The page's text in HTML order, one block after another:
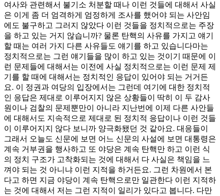
여사와 관련해서 불기소 처분할 때나 이런 것들에 대해서 사실
은 이게 좀 더 엄격하게 엄정하게 조사를 했어야 되는 사안임
에도 불구하고 그러지 않았다 이런 것들을 정치적으로는 주장
을 하고 있는 거지 않습니까? 물론 탄핵의 사유를 가지고 얘기
할 때는 여러 가지 다른 사유들도 얘기를 하고 있습니다마는
정치적으로는 그런 얘기들을 많이 하고 있는 것이기 때문에 이
런 문제들에 대해서는 이전에 사실 정치적으로는 이런 문제 제
기를 할 때에 대해서는 정치적인 응답이 있어야 되는 거거든
요. 이 정권과 여당의 입장에서는 그런데 여기에 대한 정치적
인 응답은 제대로 이루어지지 않은 상황들이 딱히 이 두 감사
원이나 검찰의 문제뿐만이 아니라 지난번에 이제 다른 사안들
에 대해서도 지속적으로 제대로 된 정치적 응답이나 이런 것들
이 이루어지지 않다 보니까 양극화됐던 것 같아요. 대응들이
그래서 오늘도 신문에 보면 어느 신문의 사설에 보면 대통령은
계속 거부권을 행사하고 또 야당은 계속 탄핵만 하고 이런 식
의 정치 구조가 고착화되는 것에 대해서 다 사실은 책임을 느
껴야 되는 것 아니냐 이런 지적을 하거든요. 그런 차원에서 본
다고 하면 지금 야당이 계속 탄핵으로만 일관한다 이런 지적하
는 것에 대해서 저는 그런 지적이 일리가 있다고 봅니다. 다만